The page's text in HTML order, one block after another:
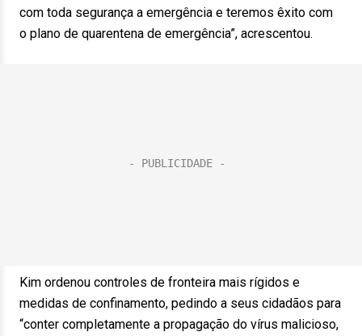
com toda segurança a emergência e teremos êxito com
o plano de quarentena de emergência”, acrescentou.
Kim ordenou controles de fronteira mais rígidos e
medidas de confinamento, pedindo a seus cidadãos para
“conter completamente a propagação do vírus malicioso,